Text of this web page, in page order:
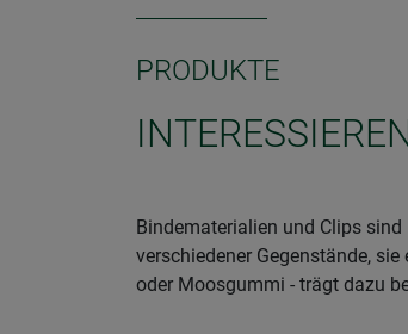
PRODUKTE
Bindematerialien und Clips
verschiedener Gegenstände,
oder Moosgummi - trägt dazu